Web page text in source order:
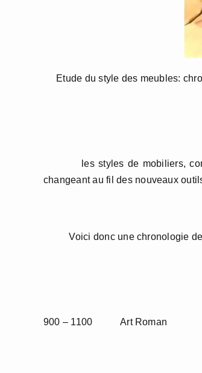
Etude du style des meubles:
les styles de mobiliers,
changeant au fil des nouveaux
Voici donc une chronologie des
900 – 1100 Art Roman